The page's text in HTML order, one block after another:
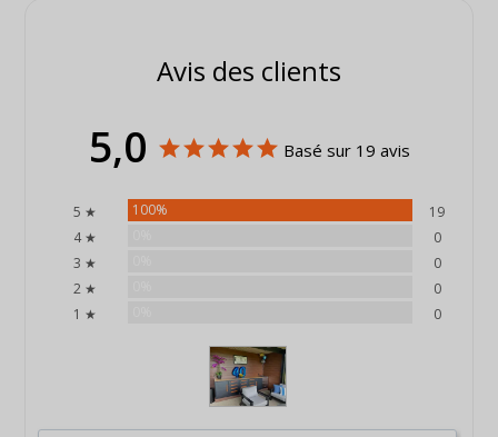
Avis des clients
5,0 Basé sur 19 avis
5 ★ 100%
19
4 ★
0
3 ★
0
2 ★
0
1 ★
0